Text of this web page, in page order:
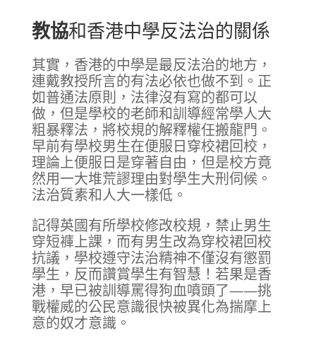
教協和香港中學反法治的關係
其實，香港的中學是最反法治的地方，
連戴教授所言的有法必依也做不到。正
如普通法原則，法律沒有寫的都可以
做，但是學校的老師和訓導經常學人大
粗暴釋法，將校規的解釋權任搬龍門。
早前有學校男生在便服日穿校裙回校，
理論上便服日是穿著自由，但是校方竟
然用一大堆荒謬理由對學生大刑伺候。
法治質素和人大一樣低。
記得英國有所學校修改校規，禁止男生
穿短褲上課，而有男生改為穿校裙回校
抗議，學校遵守法治精神不僅沒有懲罰
學生，反而讚賞學生有智慧！若果是香
港，早已被訓導罵得狗血噴頭了——挑
戰權威的公民意識很快被異化為揣摩上
意的奴才意識。